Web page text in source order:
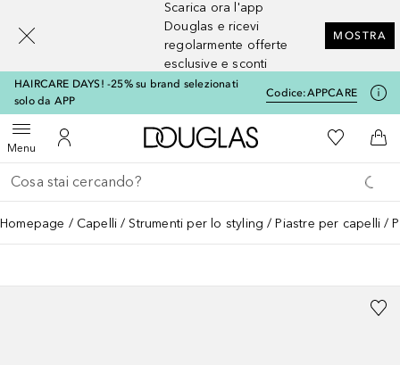
Scarica ora l'app
Douglas e ricevi
regolarmente offerte
esclusive e sconti
MOSTRA
HAIRCARE DAYS! -25% su brand selezionati
solo da APP
Codice:APPCARE
MenuApri menuAl Mio Account
A Douglas HomeAlla Mia
Al
Torna indietro
Esegui ricerca
Homepage Capelli Strumenti per lo styling Piastre per capelli
[navigation.slideout.screenreader]